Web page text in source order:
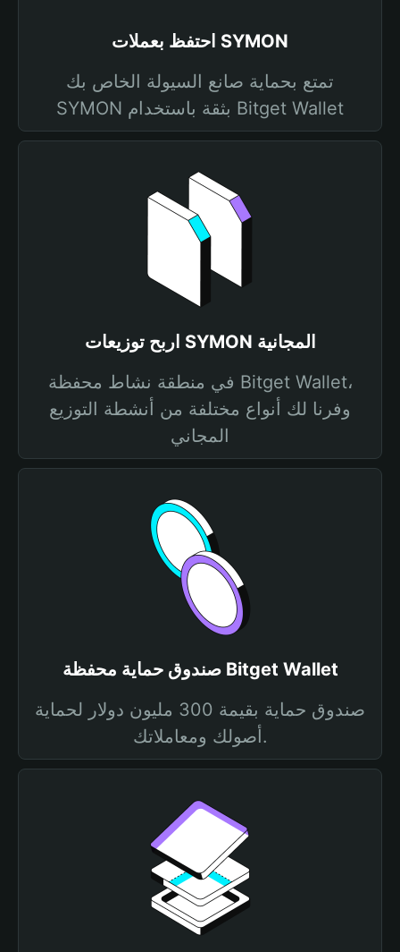
احتفظ بعملات SYMON
تمتع بحماية صانع السيولة الخاص بك
SYMON بثقة باستخدام Bitget Wallet
اربح توزيعات SYMON المجانية
في منطقة نشاط محفظة Bitget Wallet،
وفرنا لك أنواع مختلفة من أنشطة التوزيع
المجاني
صندوق حماية محفظة Bitget Wallet
صندوق حماية بقيمة 300 مليون دولار لحماية
أصولك ومعاملاتك.